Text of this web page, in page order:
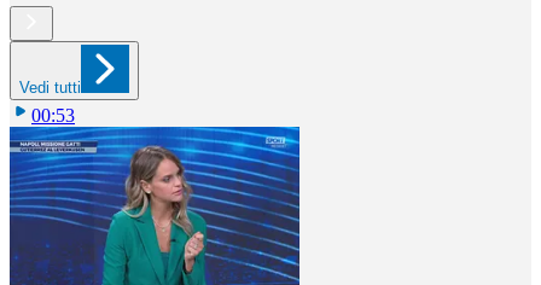
Vedi tutti
00:53